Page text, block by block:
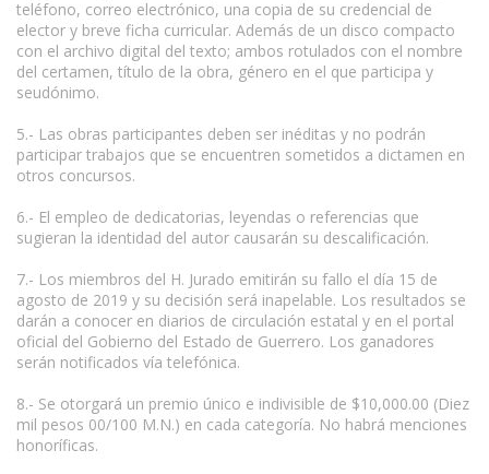
teléfono, correo electrónico, una copia de su credencial de
elector y breve ficha curricular. Además de un disco compacto
con el archivo digital del texto; ambos rotulados con el nombre
del certamen, título de la obra, género en el que participa y
seudónimo.
5.- Las obras participantes deben ser inéditas y no podrán
participar trabajos que se encuentren sometidos a dictamen en
otros concursos.
6.- El empleo de dedicatorias, leyendas o referencias que
sugieran la identidad del autor causarán su descalificación.
7.- Los miembros del H. Jurado emitirán su fallo el día 15 de
agosto de 2019 y su decisión será inapelable. Los resultados se
darán a conocer en diarios de circulación estatal y en el portal
oficial del Gobierno del Estado de Guerrero. Los ganadores
serán notificados vía telefónica.
8.- Se otorgará un premio único e indivisible de $10,000.00 (Diez
mil pesos 00/100 M.N.) en cada categoría. No habrá menciones
honoríficas.